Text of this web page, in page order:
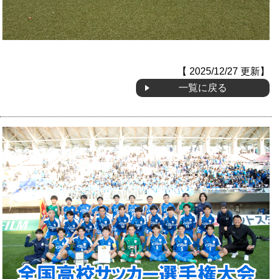
【 2025/12/27 更新】
一覧に戻る